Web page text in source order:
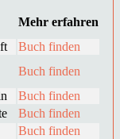
Mehr erfahren
Buch finden
Buch finden
Buch finden
Buch finden
Buch finden